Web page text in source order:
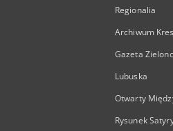
Regionalia
Archiwum
Gazeta
Lubuska
Otwarty
Rysunek